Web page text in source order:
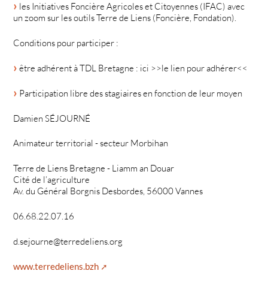
les Initiatives Foncière Agricoles et Citoyennes (IFAC) avec
un zoom sur les outils Terre de Liens (Foncière, Fondation).
Conditions pour participer :
être adhérent à TDL Bretagne : ici >>le lien pour adhérer<<
Participation libre des stagiaires en fonction de leur moyen
Damien SÉJOURNÉ
Animateur territorial - secteur Morbihan
Terre de Liens Bretagne - Liamm an Douar
Cité de l’agriculture
Av. du Général Borgnis Desbordes, 56000 Vannes
06.68.22.07.16
d.sejourne@terredeliens.org
www.terredeliens.bzh